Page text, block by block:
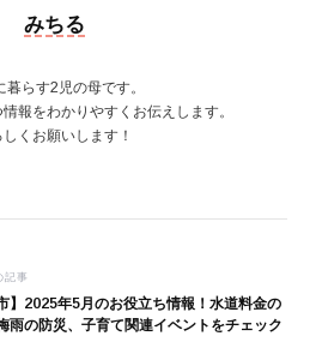
みちる
暮らす2児の母です。
報をわかりやすくお伝えします。
しくお願いします！
記事
】2025年5月のお役立ち情報！水道料金の
雨の防災、子育て関連イベントをチェック